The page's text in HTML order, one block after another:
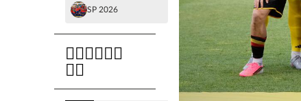
SP 2026